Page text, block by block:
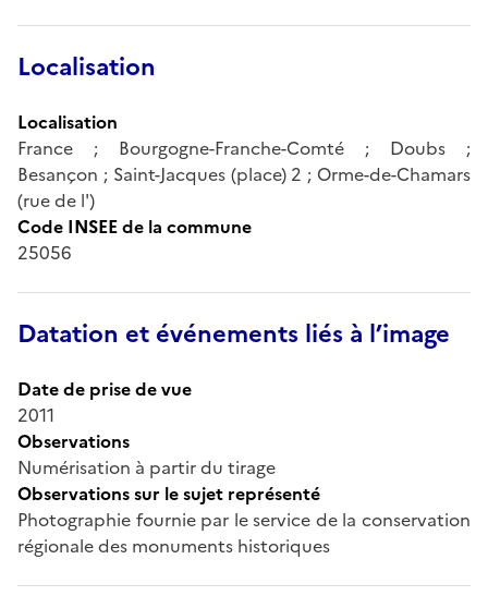
Localisation
Localisation
France ; Bourgogne-Franche-Comté ; Doubs ;
Besançon ; Saint-Jacques (place) 2 ; Orme-de-Chamars
(rue de l')
Code INSEE de la commune
25056
Datation et événements liés à l’image
Date de prise de vue
2011
Observations
Numérisation à partir du tirage
Observations sur le sujet représenté
Photographie fournie par le service de la conservation
régionale des monuments historiques